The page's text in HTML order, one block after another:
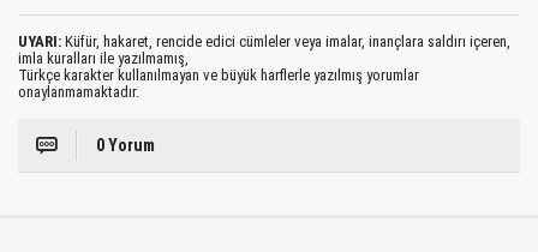
UYARI: Küfür, hakaret, rencide edici cümleler veya imalar, inançlara saldırı içeren,
imla kuralları ile yazılmamış,
Türkçe karakter kullanılmayan ve büyük harflerle yazılmış yorumlar
onaylanmamaktadır.
0 Yorum